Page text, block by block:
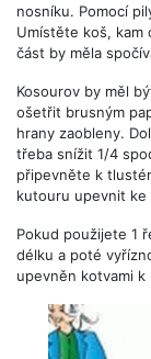
nosníku. Pomocí
Umístěte koš,
část by měla
Kosourov by měl
ošetřit brusným
hrany zaobleny.
třeba snížit 1/4
připevněte k
kutouru upevnit
Pokud použijete 1
délku a poté
upevněn kotvami